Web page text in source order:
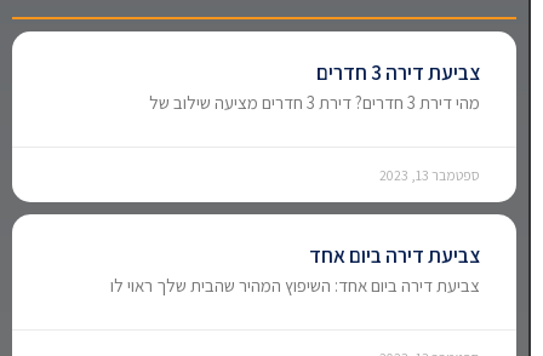
צביעת דירה 3 חדרים
מהי דירת 3 חדרים? דירת 3 חדרים מציעה שילוב של
ספטמבר 13, 2023
צביעת דירה ביום אחד
צביעת דירה ביום אחד: השיפוץ המהיר שהבית שלך ראוי לו